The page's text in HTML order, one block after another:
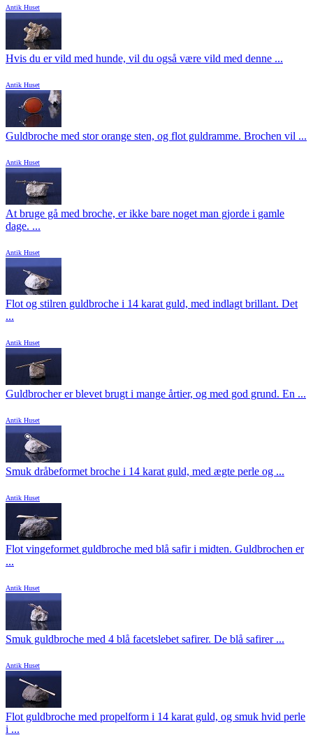
Antik Huset
Hvis du er vild med hunde, vil du også være vild med denne ...
Antik Huset
Guldbroche med stor orange sten, og flot guldramme. Brochen vil ...
Antik Huset
At bruge gå med broche, er ikke bare noget man gjorde i gamle
dage. ...
Antik Huset
Flot og stilren guldbroche i 14 karat guld, med indlagt brillant. Det
...
Antik Huset
Guldbrocher er blevet brugt i mange årtier, og med god grund. En ...
Antik Huset
Smuk dråbeformet broche i 14 karat guld, med ægte perle og ...
Antik Huset
Flot vingeformet guldbroche med blå safir i midten. Guldbrochen er
...
Antik Huset
Smuk guldbroche med 4 blå facetslebet safirer. De blå safirer ...
Antik Huset
Flot guldbroche med propelform i 14 karat guld, og smuk hvid perle
i ...